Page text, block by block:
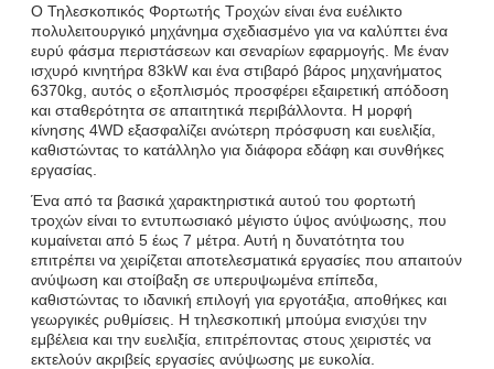
Ο Τηλεσκοπικός Φορτωτής Τροχών είναι ένα ευέλικτο
πολυλειτουργικό μηχάνημα σχεδιασμένο για να καλύπτει ένα
ευρύ φάσμα περιστάσεων και σεναρίων εφαρμογής. Με έναν
ισχυρό κινητήρα 83kW και ένα στιβαρό βάρος μηχανήματος
6370kg, αυτός ο εξοπλισμός προσφέρει εξαιρετική απόδοση
και σταθερότητα σε απαιτητικά περιβάλλοντα. Η μορφή
κίνησης 4WD εξασφαλίζει ανώτερη πρόσφυση και ευελιξία,
καθιστώντας το κατάλληλο για διάφορα εδάφη και συνθήκες
εργασίας.
Ένα από τα βασικά χαρακτηριστικά αυτού του φορτωτή
τροχών είναι το εντυπωσιακό μέγιστο ύψος ανύψωσης, που
κυμαίνεται από 5 έως 7 μέτρα. Αυτή η δυνατότητα του
επιτρέπει να χειρίζεται αποτελεσματικά εργασίες που απαιτούν
ανύψωση και στοίβαξη σε υπερυψωμένα επίπεδα,
καθιστώντας το ιδανική επιλογή για εργοτάξια, αποθήκες και
γεωργικές ρυθμίσεις. Η τηλεσκοπική μπούμα ενισχύει την
εμβέλεια και την ευελιξία, επιτρέποντας στους χειριστές να
εκτελούν ακριβείς εργασίες ανύψωσης με ευκολία.